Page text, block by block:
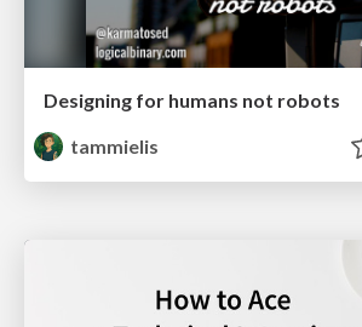
Designing for humans not robots
tammielis